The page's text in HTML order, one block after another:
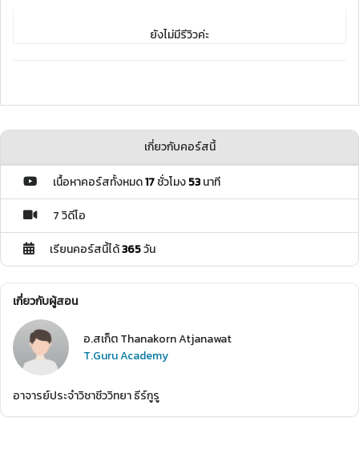
ยังไม่มีรีวิวค่ะ
เกี่ยวกับคอร์สนี้
เนื้อหาคอร์สทั้งหมด17ชั่วโมง53นาที
7 วิดีโอ
เรียนคอร์สนี้ได้365วัน
เกี่ยวกับผู้สอน
อ.สเก็ต Thanakorn Atjanawat
T.Guru Academy
อาจารย์ประจำวิชาชีววิทยา ธีร์กูรู